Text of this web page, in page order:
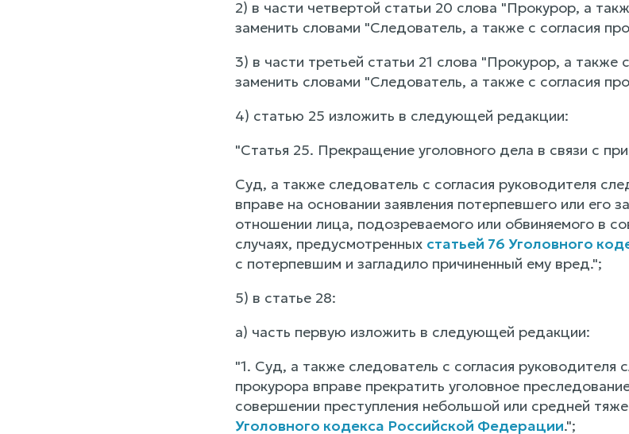
2) в части четвертой статьи 20 слова "Прокурор, а
заменить словами "Следователь, а также с согласия
3) в части третьей статьи 21 слова "Прокурор, а также
заменить словами "Следователь, а также с согласия
4) статью 25 изложить в следующей редакции:
"Статья 25. Прекращение уголовного дела в связи с
Суд, а также следователь с согласия руководителя
вправе на основании заявления потерпевшего или его
отношении лица, подозреваемого или обвиняемого в
случаях, предусмотренных статьей 76 Уголовного
с потерпевшим и загладило причиненный ему вред.";
5) в статье 28:
а) часть первую изложить в следующей редакции:
"1. Суд, а также следователь с согласия руководителя
прокурора вправе прекратить уголовное
совершении преступления небольшой или средней
Уголовного кодекса Российской Федерации.";